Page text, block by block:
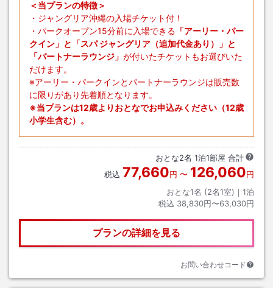
＜当プランの特徴＞
・ジャングリア沖縄の入場チケット付！
・パークオープン15分前に入場できる 「アーリー・パー
クイン」と「スパ ジャングリア（追加代金あり）」と
「パートナーラウンジ」 が付いたチケットもお選びいた
だけます。
※アーリー・パークインとパートナーラウンジは販売数
に限りがあり先着順となります。
※当プランは12歳よりおとなでお申込みください（12歳
小学生含む）。
おとな2名 1泊1部屋 合計
税込 77,660円 〜 126,060円
おとな1名 (2名1室)｜ 1泊
税込 38,830円〜63,030円
プランの詳細を見る
お問い合わせコード